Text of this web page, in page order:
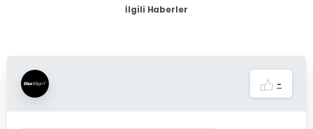
İlgili Haberler
-